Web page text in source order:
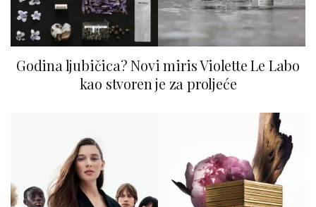
Godina ljubičica? Novi miris Violette Le Labo
kao stvoren je za proljeće